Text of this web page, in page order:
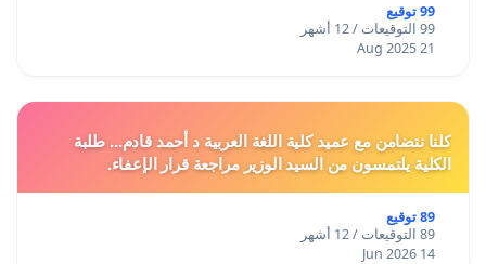
99 توقيع
99 التوقيعات / 12 أشهر
21 Aug 2025
كلنا نتضامن مع عميد كلية اللغة العربية د أحمد قادم... طلبة
الكلية يلتمسون من السيد الوزير مراجعة قرار الإعفاء.
89 توقيع
89 التوقيعات / 12 أشهر
14 Jun 2026